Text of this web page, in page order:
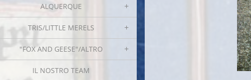
ALQUERQUE
TRIS/LITTLE MERELS
"FOX AND GEESE"/ALTRO
IL NOSTRO TEAM